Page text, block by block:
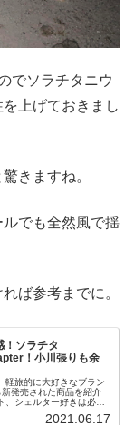
でソラチタニウ
上げておきまし
きますね。
でも全然風で揺
ば参考までに。
！ソラチタ
！小川張りも余
軽旅的に大好きなブラン
発売された商品を紹介
シェルター好きは必見
2021.06.17